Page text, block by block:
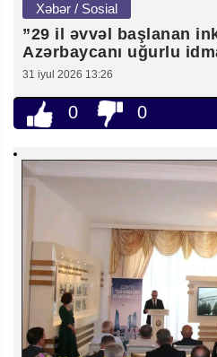
Xəbər / Sosial
”29 il əvvəl başlanan
Azərbaycanı uğurlu
31 iyul 2026 13:26
0 0